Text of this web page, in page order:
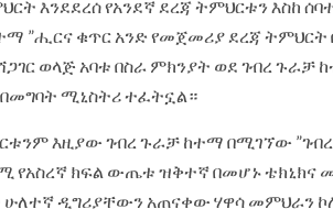
እንደደረሰ የአንደኛ ደረጃ ትምህርቱን እስከ
”ሒርና ቁጥር አንድ የመጀመሪያ ደረጃ
ወላጅ አባቱ በስራ ምክንያት ወደ ገብረ
ሚኒስትሪ ተፈትኗል።
እዚያው ገብረ ጉራቻ ከተማ በሚገኘው
የአስረኛ ክፍል ውጤቱ ዝቅተኛ በመሆኑ
ሁለተኛ ዲግሪያቸውን አጠናቀው ሃዋሳ መምህራን